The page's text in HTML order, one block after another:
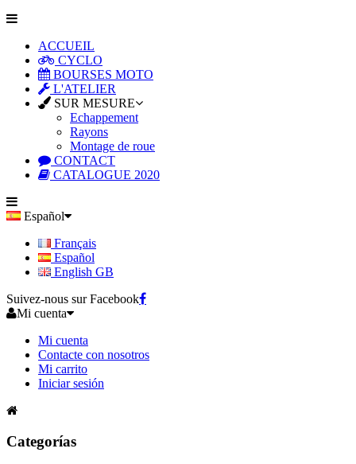
ACCUEIL
CYCLO
BOURSES MOTO
L'ATELIER
SUR MESURE
Echappement
Rayons
Montage de roue
CONTACT
CATALOGUE 2020
Español
Français
Español
English GB
Suivez-nous sur Facebook
Mi cuenta
Mi cuenta
Contacte con nosotros
Mi carrito
Iniciar sesión
Categorías